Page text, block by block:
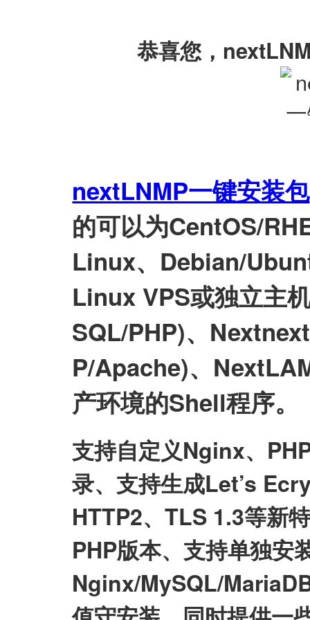
恭喜您，
nextLNMP一键安装包
的可以为CentOS/
Linux、Debian/
Linux VPS或独立主
SQL/PHP)、
P/Apache)、
产环境的Shell程序。
支持自定义Nginx、
录、支持生成Let’s
HTTP2、TLS 1.3等新
PHP版本、支持单独安
Nginx/MySQL/